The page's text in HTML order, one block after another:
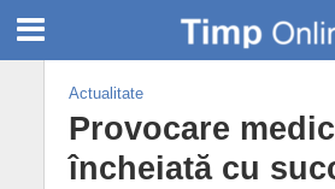
Actualitate
Provocare
încheiată cu